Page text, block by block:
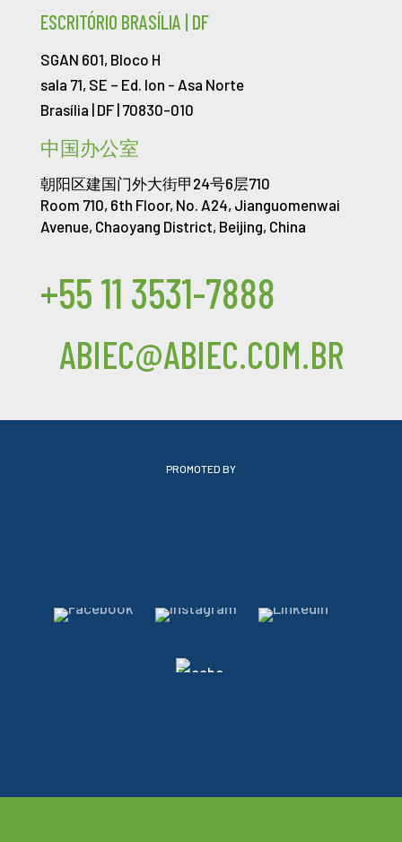
ESCRITÓRIO BRASÍLIA | DF
SGAN 601, Bloco H
sala 71, SE – Ed. Ion - Asa Norte
Brasília | DF | 70830-010
中国办公室
朝阳区建国门外大街甲24号6层710
Room 710, 6th Floor, No. A24, Jianguomenwai
Avenue, Chaoyang District, Beijing, China
+55 11 3531-7888
ABIEC@ABIEC.COM.BR
PROMOTED BY